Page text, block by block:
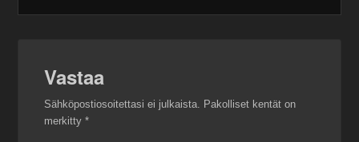
Vastaa
Sähköpostiosoitettasi ei julkaista. Pakolliset kentät on
merkitty*